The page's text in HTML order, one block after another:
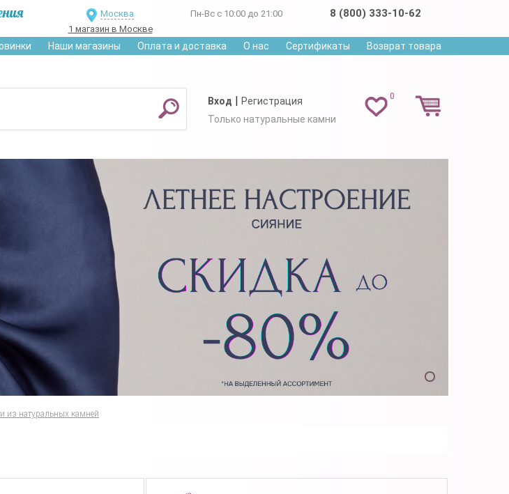
Москва
1 магазин в Москве
Пн-Вс с 10:00 до 21:00 8 (800) 333-10-62
Наши магазины Оплата и доставка О нас Сертификаты Возврат товара
0
Вход | Регистрация
Только натуральные камни
из натуральных камней